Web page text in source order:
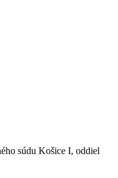
súdu Košice I, oddiel